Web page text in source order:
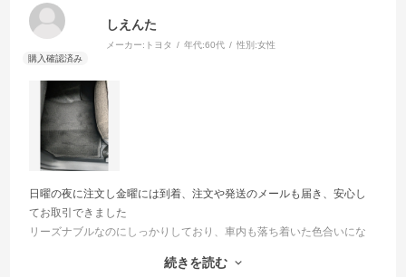
しえんた
メーカー: トヨタ 年代:60代 性別:女性
日曜の夜に注文し金曜には到着、注文や発送のメールも届き、安心し
てお取引できました
リーズナブルなのにしっかりしており、車内も落ち着いた色合いにな
すぐに欲しかったので、見本の取り寄せはしませんでしたが、時間が
続きを読む